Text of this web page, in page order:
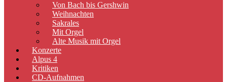
Von Bach bis Gershwin
Weihnachten
Sakrales
Mit Orgel
Alte Musik mit Orgel
Konzerte
Alpus 4
Kritiken
CD-Aufnahmen